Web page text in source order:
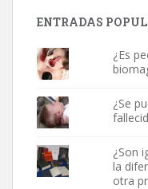
ENTRADAS
¿Es
¿Se
¿Son
la
otra